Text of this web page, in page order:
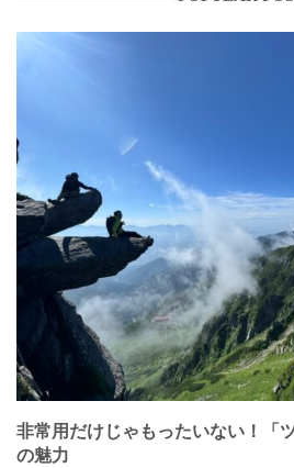
非常用だけじゃもったいない！「
の魅力